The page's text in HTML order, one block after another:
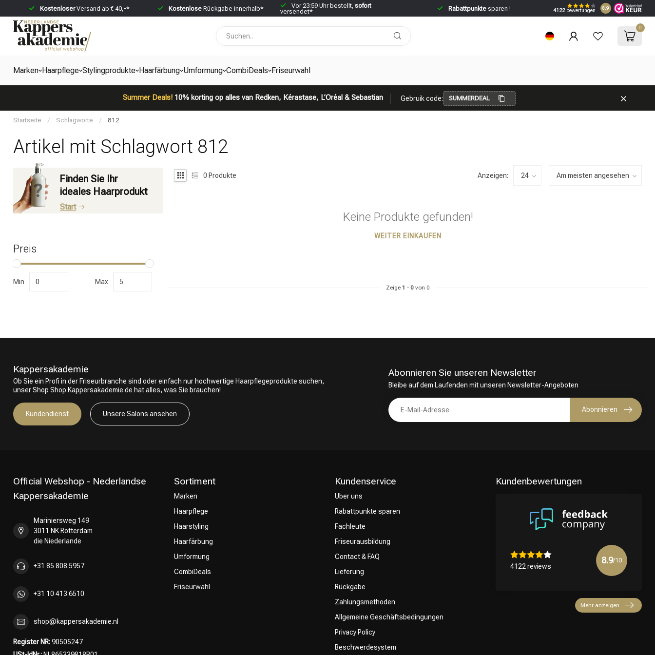
KostenloserVersand ab € 40,-* Kostenlose Rückgabe innerhalb* Vor 23:59 Uhr bestellt, sofort
versendet*
Rabattpunktesparen ! 4122bewertungen 8.9
0
Marken Haarpflege Stylingprodukte Haarfärbung Umformung CombiDeals Friseurwahl
Summer Deals!10% korting op alles van Redken, Kérastase, L’Oréal & Sebastian Gebruik code: SUMMERDEAL
Nach welcher Kategorie suchst du?
Marken
Friseurwahl
Startseite / Schlagworte / 812
Artikel mit Schlagwort 812
Finden Sie Ihr
ideales Haarprodukt
Start
Preis
Min Max
0 Produkte Anzeigen:
Keine Produkte gefunden!
WEITER EINKAUFEN
Zeige 1 - 0 von 0
Kappersakademie
Ob Sie ein Profi in der Friseurbranche sind oder einfach nur hochwertige Haarpflegeprodukte suchen,
unser Shop Shop.Kappersakademie.de hat alles, was Sie brauchen!
Kundendienst Unsere Salons ansehen
Abonnieren Sie unseren Newsletter
Bleibe auf dem Laufenden mit unseren Newsletter-Angeboten
Abonnieren
Official Webshop - Nederlandse
Kappersakademie
Mariniersweg 149
3011 NK Rotterdam
die Niederlande
+31 85 808 5957
+31 10 413 6510
shop@kappersakademie.nl
Register NR:90505247
Sortiment
Marken
Haarpflege
Haarstyling
Haarfärbung
Umformung
CombiDeals
Friseurwahl
Kundenservice
Über uns
Rabattpunkte sparen
Fachleute
Friseurausbildung
Contact & FAQ
Lieferung
Rückgabe
Zahlungsmethoden
Allgemeine Geschäftsbedingungen
Privacy Policy
Beschwerdesystem
Kundenbewertungen
4122 reviews
8.9/10
Mehr anzeigen